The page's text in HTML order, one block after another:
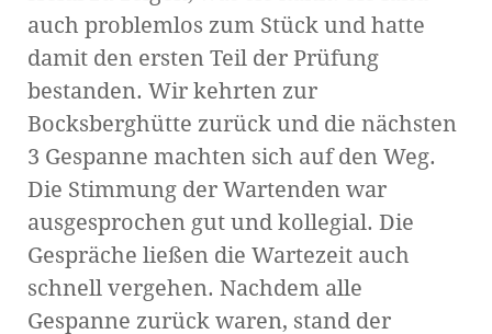
auch problemlos zum Stück und hatte
damit den ersten Teil der Prüfung
bestanden. Wir kehrten zur
Bocksberghütte zurück und die nächsten
3 Gespanne machten sich auf den Weg.
Die Stimmung der Wartenden war
ausgesprochen gut und kollegial. Die
Gespräche ließen die Wartezeit auch
schnell vergehen. Nachdem alle
Gespanne zurück waren, stand der